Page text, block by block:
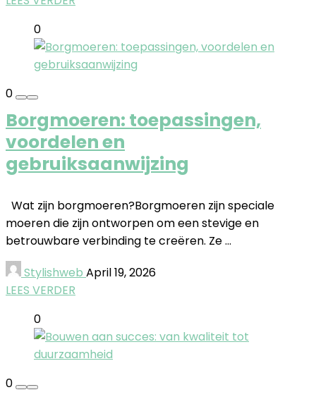
0
0
Borgmoeren: toepassingen,
voordelen en
gebruiksaanwijzing
Wat zijn borgmoeren?Borgmoeren zijn speciale
moeren die zijn ontworpen om een stevige en
betrouwbare verbinding te creëren. Ze ...
Stylishweb April 19, 2026
LEES VERDER
0
0